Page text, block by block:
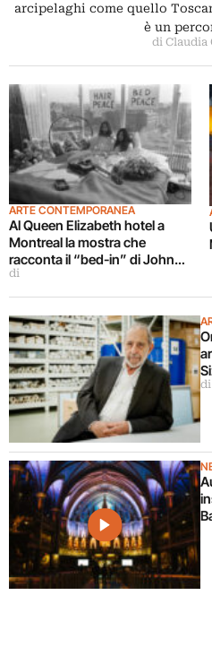
arcipelaghi come quello
è un
di Claudia
ARTE CONTEMPORANEA
Al Queen Elizabeth hotel a
Montreal la mostra che
racconta il “bed-in” di John
Lennon e Yoko Ono
di